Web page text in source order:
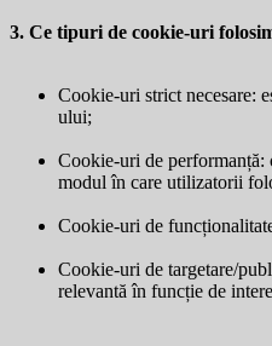
3. Ce tipuri de cookie-uri
Cookie-uri strict necesare:
ului;
Cookie-uri de performanță:
modul în care utilizatorii
Cookie-uri de
Cookie-uri de targetare/
relevantă în funcție de